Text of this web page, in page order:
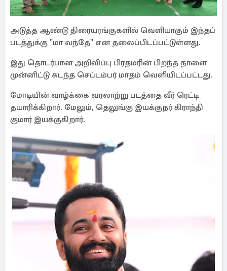
அடுத்த ஆண்டு திரையரங்குகளில் வெளியாகும் இந்தப்
படத்துக்கு "மா வந்தே" என தலைப்பிடப்பட்டுள்ளது.
இது தொடர்பான அறிவிப்பு பிரதமரின் பிறந்த நாளை
முன்னிட்டு கடந்த செப்டம்பர் மாதம் வெளியிடப்பட்டது.
மோடியின் வாழ்க்கை வரலாற்று படத்தை வீர் ரெட்டி
தயாரிக்கிறார். மேலும், தெலுங்கு இயக்குநர் கிராந்தி
குமார் இயக்குகிறார்.